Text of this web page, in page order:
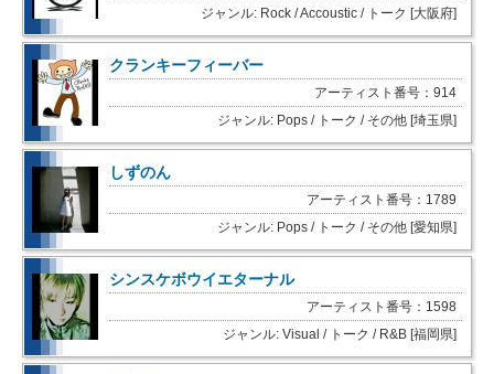
ジャンル: Rock / Accoustic / トーク [大阪府]
クランキーフィーバー
アーティスト番号：914
ジャンル: Pops / トーク / その他 [埼玉県]
しずのん
アーティスト番号：1789
ジャンル: Pops / トーク / その他 [愛知県]
シンスケボウイエターナル
アーティスト番号：1598
ジャンル: Visual / トーク / R&B [福岡県]